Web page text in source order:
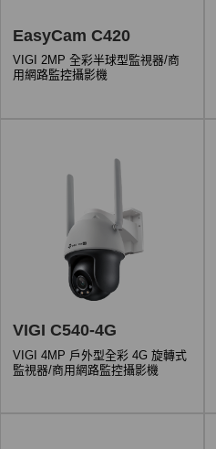
EasyCam C420
VIGI 2MP 全彩半球型監視器/商
用網路監控攝影機
VIGI C540-4G
VIGI 4MP 戶外型全彩 4G 旋轉式
監視器/商用網路監控攝影機